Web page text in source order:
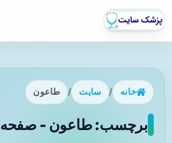
خانه / سایت / طاعون
برچسب: طاعون - صفحه 1